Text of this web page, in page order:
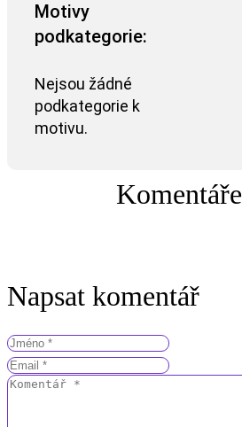
Motivy
podkategorie:
Nejsou žádné
podkategorie k
motivu.
Komentáře
Napsat komentář